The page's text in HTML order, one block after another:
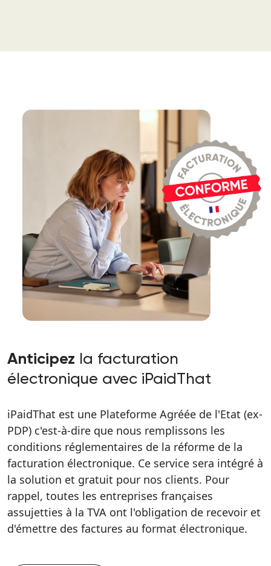
Anticipez la facturation
électronique avec iPaidThat
iPaidThat est une Plateforme Agréée de l'Etat (ex-
PDP) c'est-à-dire que nous remplissons les
conditions réglementaires de la réforme de la
facturation électronique. Ce service sera intégré à
la solution et gratuit pour nos clients. Pour
rappel, toutes les entreprises françaises
assujetties à la TVA ont l'obligation de recevoir et
d'émettre des factures au format électronique.